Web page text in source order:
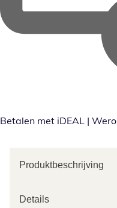
Betalen met iDEAL | Wero
Produktbeschrijving
Details